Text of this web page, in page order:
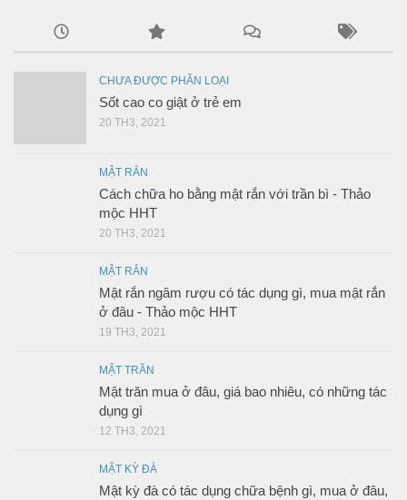
CHƯA ĐƯỢC PHÂN LOẠI
Sốt cao co giật ở trẻ em
20 TH3, 2021
MẬT RẮN
Cách chữa ho bằng mật rắn với trần bì - Thảo
mộc HHT
20 TH3, 2021
MẬT RẮN
Mật rắn ngâm rượu có tác dụng gì, mua mật rắn
ở đâu - Thảo mộc HHT
19 TH3, 2021
MẬT TRĂN
Mật trăn mua ở đâu, giá bao nhiêu, có những tác
dụng gì
12 TH3, 2021
MẬT KỲ ĐÀ
Mật kỳ đà có tác dụng chữa bệnh gì, mua ở đâu,